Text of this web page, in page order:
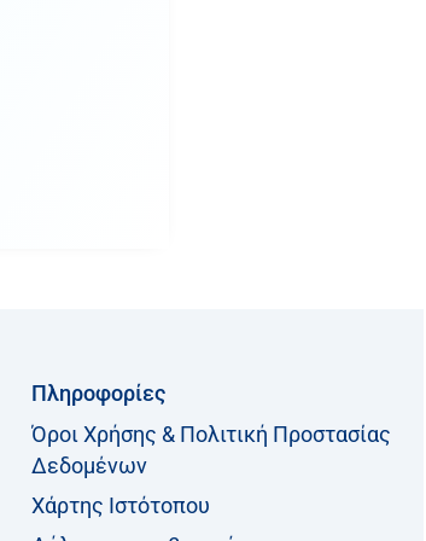
Πληροφορίες
Όροι Χρήσης & Πολιτική Προστασίας
Δεδομένων
Χάρτης Ιστότοπου